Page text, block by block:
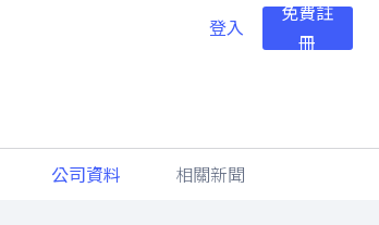
登入
免費註
冊
公司資料 相關新聞